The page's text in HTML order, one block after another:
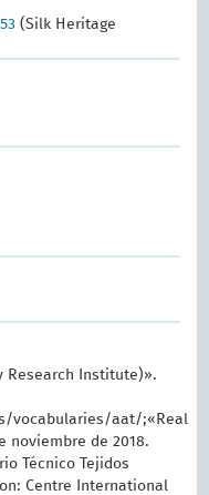
(Silk Heritage
Research Institute)».
vocabularies/aat/;«Real
noviembre de 2018.
Técnico Tejidos
Centre International